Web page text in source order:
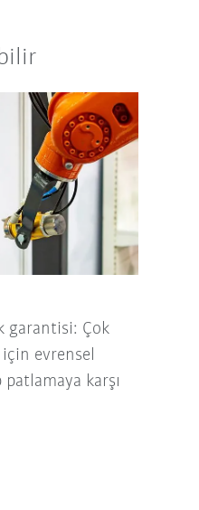
garantisi: Çok
evrensel
karşı